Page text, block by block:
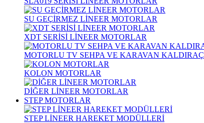
SU GEÇİRMEZ LİNEER MOTORLAR
XDT SERİSİ LİNEER MOTORLAR
MOTORLU TV SEHPA VE KARAVAN KALDIRAÇ
KOLON MOTORLAR
DİĞER LİNEER MOTORLAR
STEP MOTORLAR
STEP LİNEER HAREKET MODÜLLERİ